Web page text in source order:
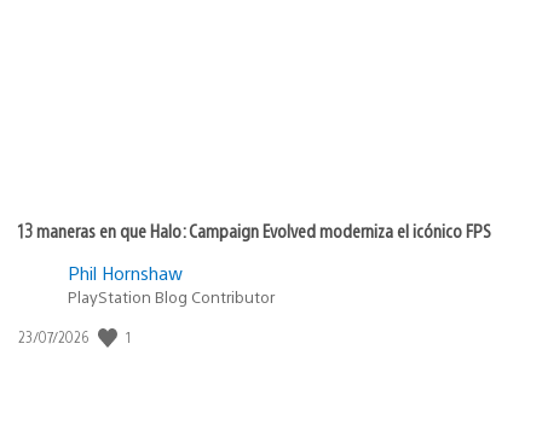
13 maneras en que Halo: Campaign Evolved moderniza el icónico FPS
Phil Hornshaw
PlayStation Blog Contributor
Fecha
23/07/2026 1